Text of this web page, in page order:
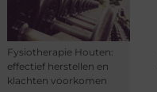
Fysiotherapie Houten:
effectief herstellen en
klachten voorkomen